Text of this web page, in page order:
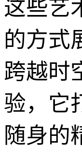
这些艺
的方式
跨越时
验，它
随身的